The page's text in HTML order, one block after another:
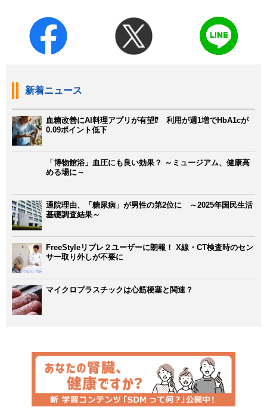
新着ニュース
血糖改善にAI料理アプリが有望⁉ 利用が週1増でHbA1cが
0.09ポイント低下
「博物館浴」血圧にも良い効果？ ～ミュージアム、健康高
める場に～
通院理由、「糖尿病」が男性の第2位に ～2025年国民生活
基礎調査結果～
FreeStyleリブレ２ユーザーに朗報！ X線・CT検査時のセン
サー取り外しが不要に
マイクロプラスチックは心筋梗塞と関連？